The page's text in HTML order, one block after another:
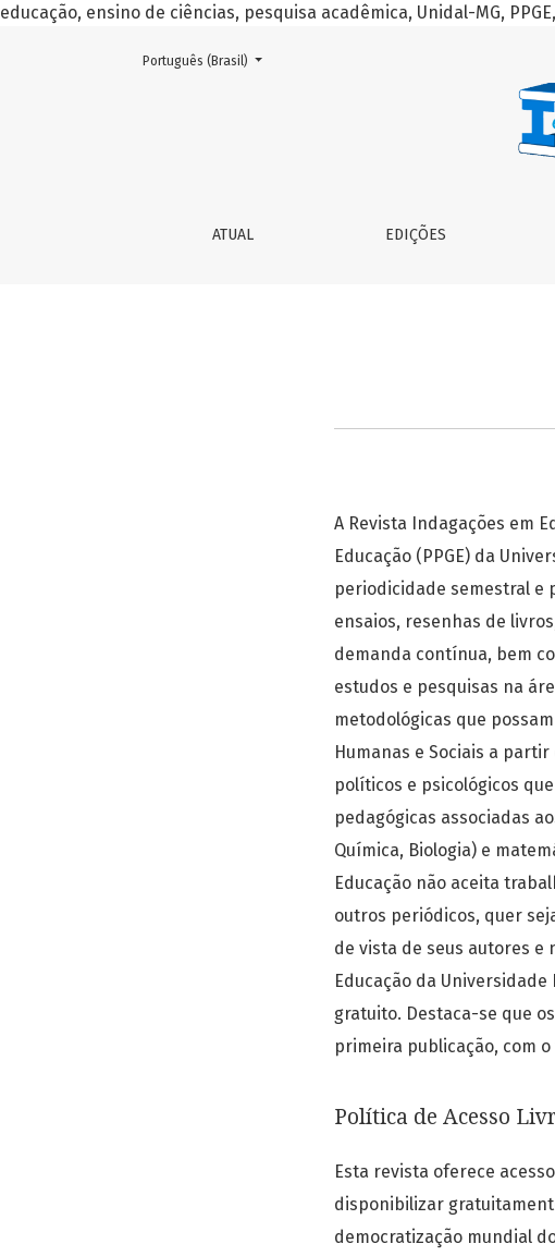
educação, ensino de ciências, pesquisa acadêmica, Unidal-MG,
Sobre a Revista
ATUAL EDIÇÕES
##plugins.themes.healthSciences.language.toggle##
Português (Brasil)
A Revista Indagações em
Educação (PPGE) da
periodicidade semestral e
ensaios, resenhas de
demanda contínua, bem
estudos e pesquisas na
metodológicas que
Humanas e Sociais a
políticos e psicológicos
pedagógicas associadas
Química, Biologia) e
Educação não aceita
outros periódicos, quer
de vista de seus autores e
Educação da Universidade
gratuito. Destaca-se que o
primeira publicação, com o
Política de Acesso
Esta revista oferece
disponibilizar
democratização mundial